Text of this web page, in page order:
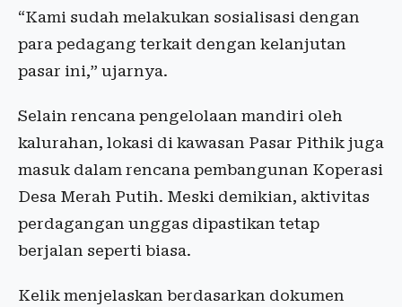
“Kami sudah melakukan sosialisasi dengan
para pedagang terkait dengan kelanjutan
pasar ini,” ujarnya.
Selain rencana pengelolaan mandiri oleh
kalurahan, lokasi di kawasan Pasar Pithik juga
masuk dalam rencana pembangunan Koperasi
Desa Merah Putih. Meski demikian, aktivitas
perdagangan unggas dipastikan tetap
berjalan seperti biasa.
Kelik menjelaskan berdasarkan dokumen